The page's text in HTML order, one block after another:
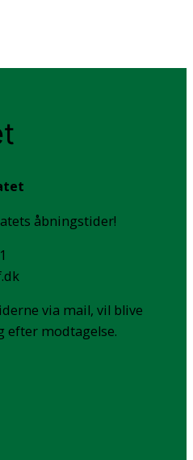
åbningstider!
via mail, vil blive
efter modtagelse.